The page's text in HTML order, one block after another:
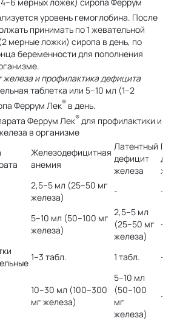
уровень гемоглобина. После
принимать по 1 жевательной
мерные ложки) сиропа в день, по
беременности для пополнения
и профилактика дефицита
таблетка или 5–10 мл (1–2
Феррум Лек® в день.
Феррум Лек® для профилактики и
в организме
Железодефицитная
анемия
Латентный
дефицит
железа
2,5–5 мл (25–50 мг
железа)
- -
5–10 мл (50–100 мг
железа)
2,5–5 мл
(25–50 мг
железа)
-
1–3 табл. 1 табл. -
10–30 мл (100–300
мг железа)
5–10 мл
(50–100
мг
железа)
-